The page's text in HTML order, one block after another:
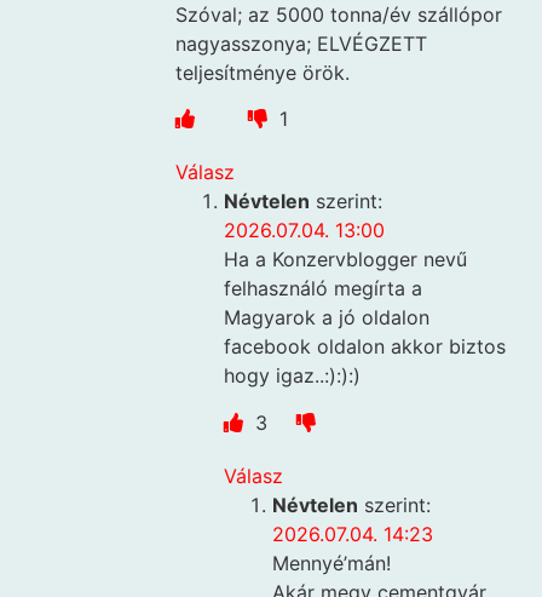
Szóval; az 5000 tonna/év szállópor
nagyasszonya; ELVÉGZETT
teljesítménye örök.
1
Válasz
Névtelen szerint:
2026.07.04. 13:00
Ha a Konzervblogger nevű
felhasználó megírta a
Magyarok a jó oldalon
facebook oldalon akkor biztos
hogy igaz..:):):)
3
Válasz
Névtelen szerint:
2026.07.04. 14:23
Mennyé’mán!
Akár megy cementgyár,